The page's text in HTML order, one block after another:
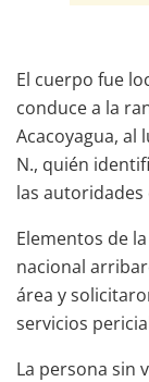
El cuerpo fue
conduce a la
Acacoyagua, al
N., quién
las
Elementos de
nacional
área y
servicios
La persona sin